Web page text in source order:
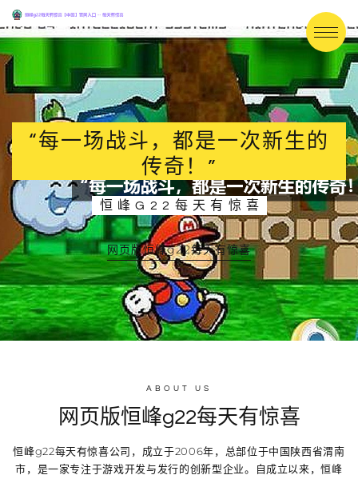
“每一场战斗，都是一次新生的
传奇！”
恒峰G22每天有惊喜
网页版恒峰g22每天有惊喜
ABOUT US
网页版恒峰g22每天有惊喜
恒峰g22每天有惊喜公司，成立于2006年，总部位于中国陕西省渭南
市，是一家专注于游戏开发与发行的创新型企业。自成立以来，恒峰